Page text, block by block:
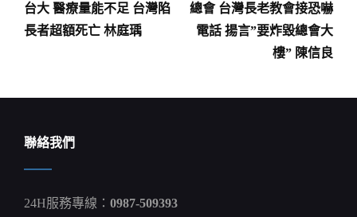
文
覽
Post
台大 醫療量能不足 台灣陷
長者超額死亡 林庭瑀
Post
總會 台灣長老教會接恐嚇
電話 揚言”要炸毀總會大
樓” 陳信良
聯絡我們
24H服務專線： 0987-509393